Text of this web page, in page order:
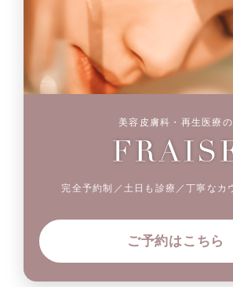
美容皮膚科・再生医療の
完全予約制／土日も診療／丁寧なカ
ご予約はこちら